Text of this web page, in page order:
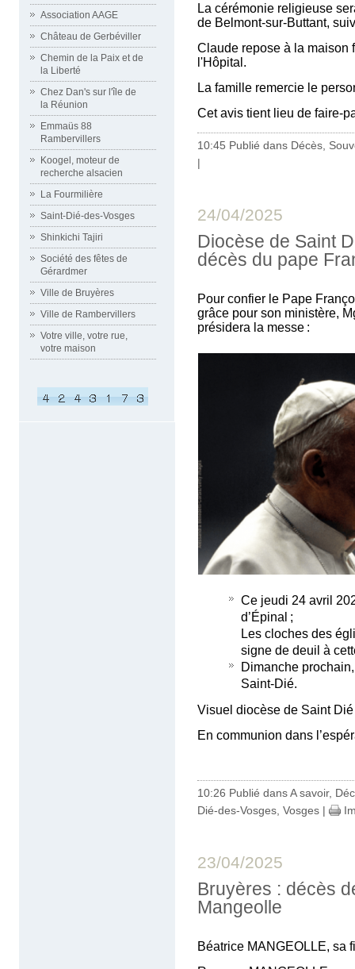
Association AAGE
Château de Gerbéviller
Chemin de la Paix et de
la Liberté
Chez Dan's sur l'île de
la Réunion
Emmaüs 88
Rambervillers
Koogel, moteur de
recherche alsacien
La Fourmilière
Saint-Dié-des-Vosges
Shinkichi Tajiri
Société des fêtes de
Gérardmer
Ville de Bruyères
Ville de Rambervillers
Votre ville, votre rue,
votre maison
La cérémonie religieuse
de Belmont-sur-Buttant,
Claude repose à la maison
l'Hôpital.
La famille remercie le
Cet avis tient lieu de faire-
10:45 Publié dans Décès,
|
24/04/2025
Diocèse de Saint
décès du pape
Pour confier le Pape
grâce pour son ministère,
présidera la messe :
Ce jeudi 24 avril
d’Épinal ;
Les cloches des
signe de deuil à
Dimanche
Saint-Dié.
Visuel diocèse de Saint Dié
En communion dans
10:26 Publié dansA savoir,
Dié-des-Vosges Vosges |
23/04/2025
Bruyères : décès
Mangeolle
Béatrice MANGEOLLE, sa